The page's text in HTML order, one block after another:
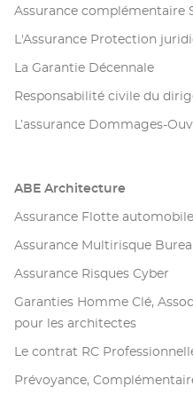
Assurance complémentaire
L'Assurance Protection
La Garantie Décennale
Responsabilité civile du
L’assurance Dommages-
ABE Architecture
Assurance Flotte automobile
Assurance Multirisque
Assurance Risques Cyber
Garanties Homme Clé,
pour les architectes
Le contrat RC
Prévoyance,